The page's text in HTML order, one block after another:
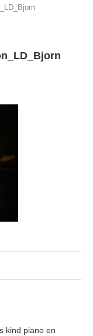
kind piano en